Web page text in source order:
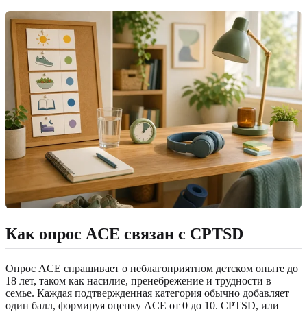
Как опрос ACE связан с CPTSD
Опрос ACE спрашивает о неблагоприятном детском опыте до
18 лет, таком как насилие, пренебрежение и трудности в
семье. Каждая подтвержденная категория обычно добавляет
один балл, формируя оценку ACE от 0 до 10. CPTSD, или